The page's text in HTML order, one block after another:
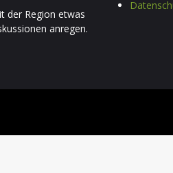
der Region etwas
anregen.